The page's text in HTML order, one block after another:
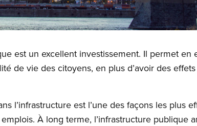
est un excellent investissement. Il permet en
de vie des citoyens, en plus d’avoir des
l’infrastructure est l’une des façons les plus
À long terme, l’infrastructure publique